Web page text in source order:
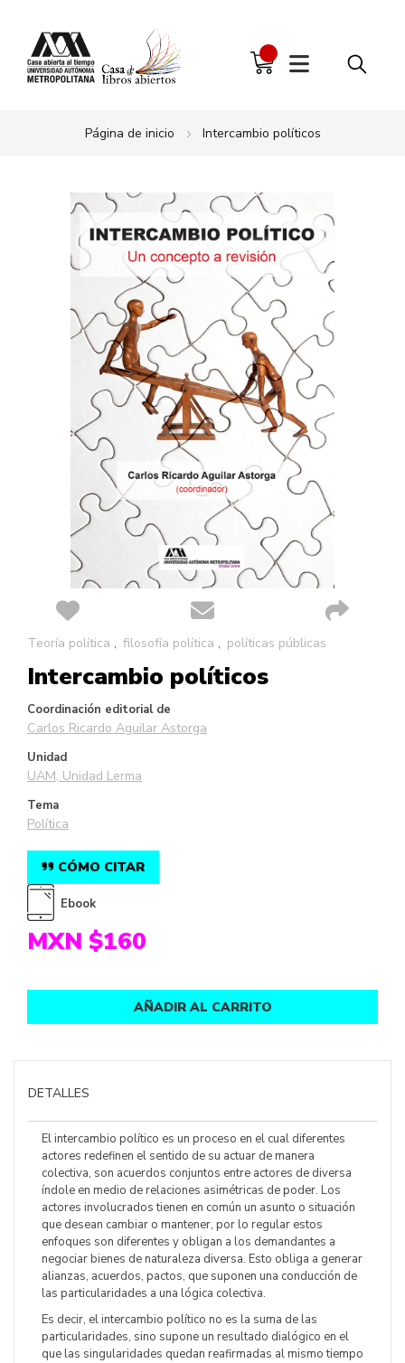
Página de inicio Intercambio políticos
Saltar
comienzo
galería
imágenes
Teoría política filosofía política políticas públicas
Intercambio políticos
Coordinación editorial de
Carlos Ricardo Aguilar Astorga
Unidad
UAM, Unidad Lerma
Tema
Política
CÓMO CITAR
Ebook
MXN $160
AÑADIR AL CARRITO
DETALLES
El intercambio político es un proceso en el cual diferentes
actores redefinen el sentido de su actuar de manera
colectiva, son acuerdos conjuntos entre actores de diversa
índole en medio de relaciones asimétricas de poder. Los
actores involucrados tienen en común un asunto o situación
que desean cambiar o mantener, por lo regular estos
enfoques son diferentes y obligan a los demandantes a
negociar bienes de naturaleza diversa. Esto obliga a generar
alianzas, acuerdos, pactos, que suponen una conducción de
las particularidades a una lógica colectiva.
Es decir, el intercambio político no es la suma de las
particularidades, sino supone un resultado dialógico en el
que las singularidades quedan reafirmadas al mismo tiempo